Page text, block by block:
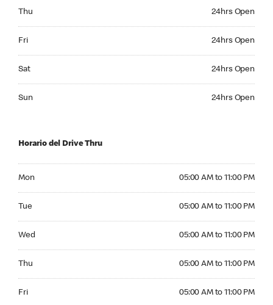
Thu 24hrs Open
Fri 24hrs Open
Sat 24hrs Open
Sun 24hrs Open
Horario del Drive Thru
Mon 05:00 AM to 11:00 PM
Tue 05:00 AM to 11:00 PM
Wed 05:00 AM to 11:00 PM
Thu 05:00 AM to 11:00 PM
Fri 05:00 AM to 11:00 PM